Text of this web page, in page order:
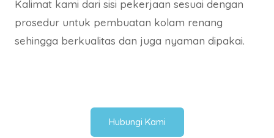
Kalimat kami dari sisi pekerjaan sesuai dengan
prosedur untuk pembuatan kolam renang
sehingga berkualitas dan juga nyaman dipakai.
Hubungi Kami